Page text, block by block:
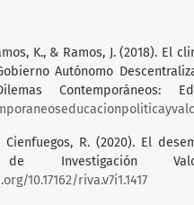
K., & Ramos, J. (2018). El
Autónomo
Contemporáneos:
Cienfuegos, R. (2020). El
Investigación
10.17162/riva.v7i1.1417